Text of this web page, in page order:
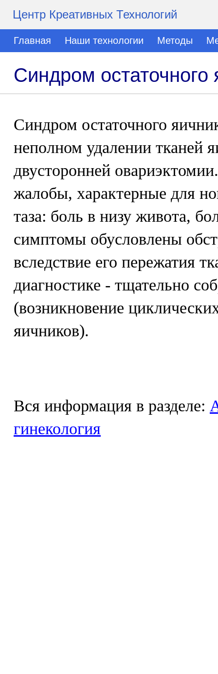
Центр Креативных Технологий
Главная Наши технологии Методы
Синдром остаточного
Синдром остаточного
неполном удалении тканей
двусторонней
жалобы, характерные для
таза: боль в низу живота,
симптомы обусловлены
вследствие его пережатия
диагностике - тщательно
(возникновение
яичников).
Вся информация в разделе:
гинекология